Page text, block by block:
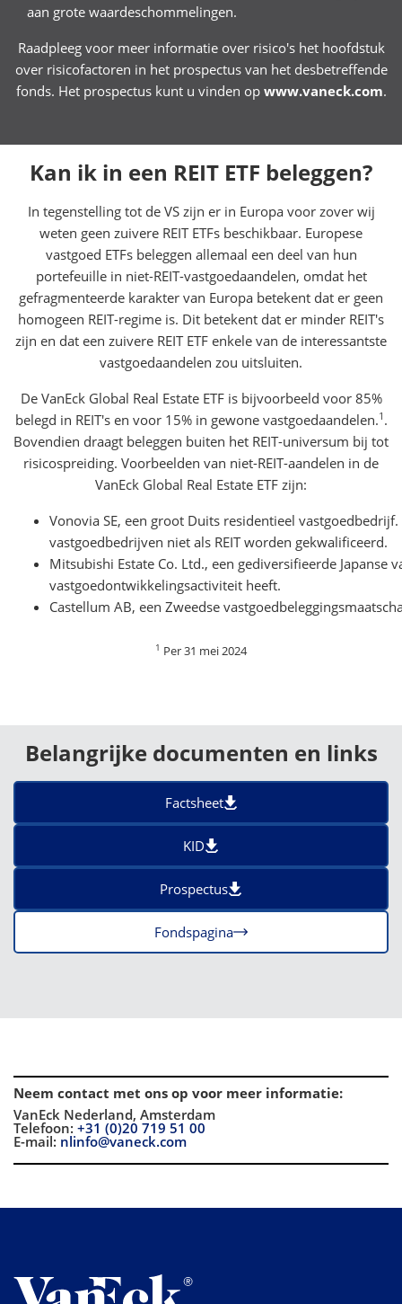
aan grote waardeschommelingen.
Raadpleeg voor meer informatie over risico's het hoofdstuk
over risicofactoren in het prospectus van het desbetreffende
fonds. Het prospectus kunt u vinden op www.vaneck.com.
Kan ik in een REIT ETF beleggen?
In tegenstelling tot de VS zijn er in Europa voor zover wij
weten geen zuivere REIT ETFs beschikbaar. Europese
vastgoed ETFs beleggen allemaal een deel van hun
portefeuille in niet-REIT-vastgoedaandelen, omdat het
gefragmenteerde karakter van Europa betekent dat er geen
homogeen REIT-regime is. Dit betekent dat er minder REIT's
zijn en dat een zuivere REIT ETF enkele van de interessantste
vastgoedaandelen zou uitsluiten.
De VanEck Global Real Estate ETF is bijvoorbeeld voor 85%
belegd in REIT's en voor 15% in gewone vastgoedaandelen.1 .
Bovendien draagt beleggen buiten het REIT-universum bij tot
risicospreiding. Voorbeelden van niet-REIT-aandelen in de
VanEck Global Real Estate ETF zijn:
Vonovia SE, een groot Duits residentieel
vastgoedbedrijven niet als REIT worden gekwalificeerd.
Mitsubishi Estate Co. Ltd., een gediversifieerde Japanse
vastgoedontwikkelingsactiviteit heeft.
Castellum AB, een Zweedse
1 Per 31 mei 2024
Belangrijke documenten en links
Factsheet
KID
Prospectus
Fondspagina
Neem contact met ons op voor meer informatie:
VanEck Nederland, Amsterdam
Telefoon: +31 (0)20 719 51 00
E-mail: nlinfo@vaneck.com